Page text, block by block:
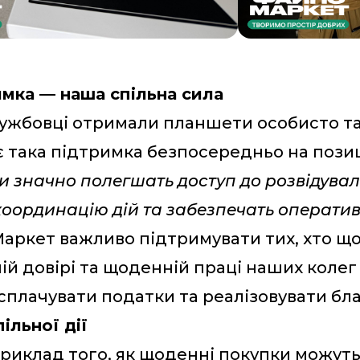
— наша спільна сила
отримали планшети особисто
підтримка безпосередньо на
значно полегшать доступ до
дій та забезпечать
важливо підтримувати тих, хто
довірі та щоденній праці наших
податки та реалізовувати
дії
того, як щоденні покупки